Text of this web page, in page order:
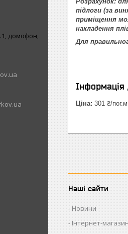
домофон,
підлоги (за
приміщення
накладення
Для
Ціна: 301 ₴/пог.м
Наші сайти
Новини
Інтернет-магазин